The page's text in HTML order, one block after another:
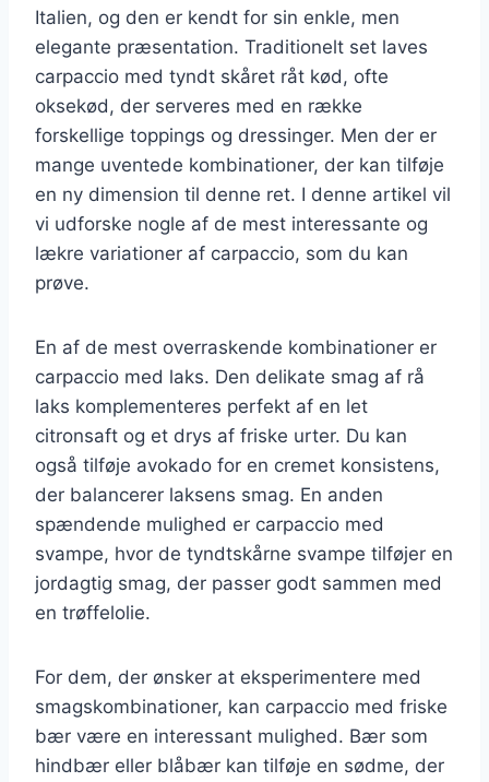
Italien, og den er kendt for sin enkle, men
elegante præsentation. Traditionelt set laves
carpaccio med tyndt skåret råt kød, ofte
oksekød, der serveres med en række
forskellige toppings og dressinger. Men der er
mange uventede kombinationer, der kan tilføje
en ny dimension til denne ret. I denne artikel vil
vi udforske nogle af de mest interessante og
lækre variationer af carpaccio, som du kan
prøve.
En af de mest overraskende kombinationer er
carpaccio med laks. Den delikate smag af rå
laks komplementeres perfekt af en let
citronsaft og et drys af friske urter. Du kan
også tilføje avokado for en cremet konsistens,
der balancerer laksens smag. En anden
spændende mulighed er carpaccio med
svampe, hvor de tyndtskårne svampe tilføjer en
jordagtig smag, der passer godt sammen med
en trøffelolie.
For dem, der ønsker at eksperimentere med
smagskombinationer, kan carpaccio med friske
bær være en interessant mulighed. Bær som
hindbær eller blåbær kan tilføje en sødme, der